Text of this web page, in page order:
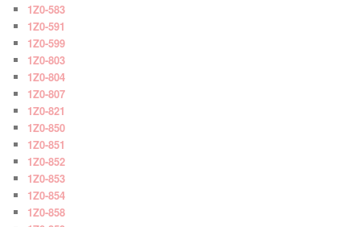
1Z0-583
1Z0-591
1Z0-599
1Z0-803
1Z0-804
1Z0-807
1Z0-821
1Z0-850
1Z0-851
1Z0-852
1Z0-853
1Z0-854
1Z0-858